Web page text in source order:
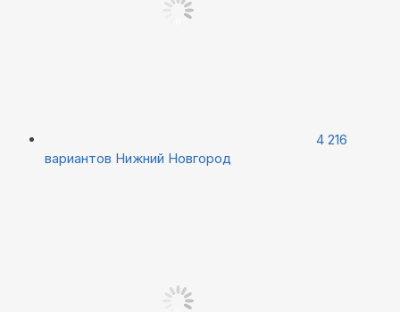
4 216
вариантов Нижний Новгород